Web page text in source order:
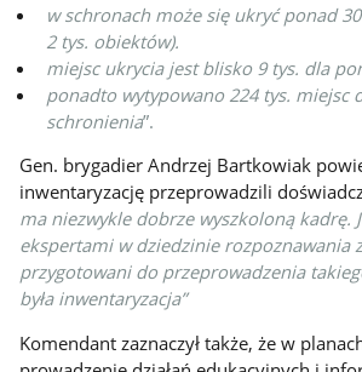
w schronach może się ukryć ponad
2 tys. obiektów).
miejsc ukrycia jest blisko 9 tys. dla
ponadto wytypowano 224 tys. miejsc
schronienia”.
Gen. brygadier Andrzej Bartkowiak
inwentaryzację przeprowadzili
ma niezwykle dobrze wyszkoloną kadrę.
ekspertami w dziedzinie rozpoznawania
przygotowani do przeprowadzenia
była inwentaryzacja”
Komendant zaznaczył także, że w